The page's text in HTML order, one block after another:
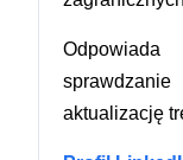
aktualizację